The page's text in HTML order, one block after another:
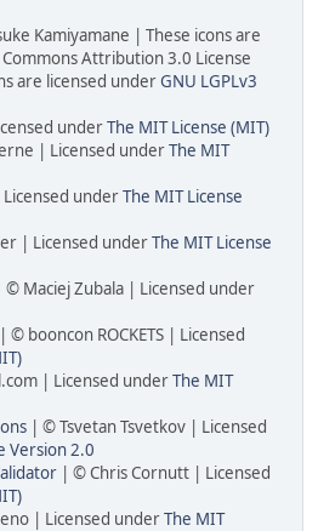
Kamiyamane | These icons are
Attribution 3.0 License
are licensed underGNU LGPLv3
underThe MIT License (MIT)
| Licensed underThe MIT
underThe MIT License
| Licensed underThe MIT License
© Maciej Zubala | Licensed under
| © booncon ROCKETS | Licensed
| Licensed underThe MIT
| © Tsvetan Tsvetkov | Licensed
Version 2.0
| © Chris Cornutt | Licensed
| Licensed underThe MIT